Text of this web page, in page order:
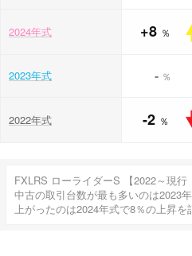
2024年式 +8 ％
2023年式 - ％
2022年式 -2 ％
FXLRS ローライダーS 【2022～現行
中古の取引台数が最も多いのは2023
上がったのは2024年式で8％の上昇を